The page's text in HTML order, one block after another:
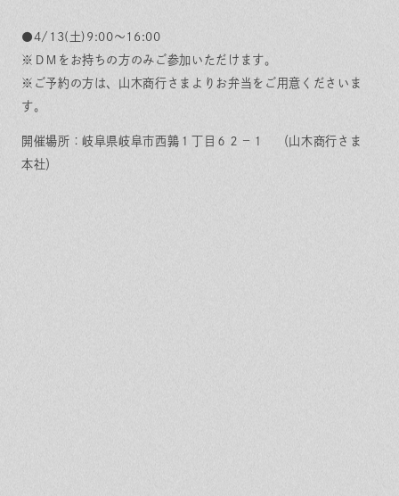
●4/13(土)9:00～16:00
※ＤＭをお持ちの方のみご参加いただけます。
※ご予約の方は、山木商行さまよりお弁当をご用意くださいま
す。
開催場所：岐阜県岐阜市西鶉１丁目６２−１ （山木商行さま
本社）